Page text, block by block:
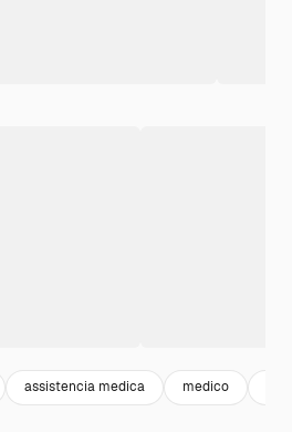
assistencia medica medico